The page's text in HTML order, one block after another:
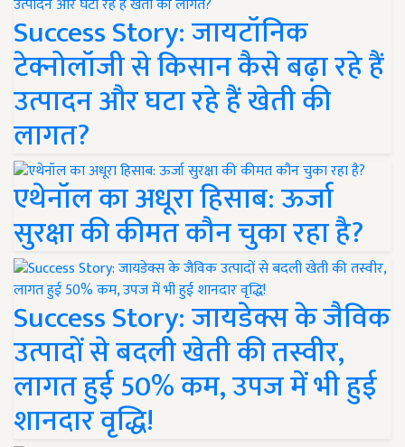
Success Story: जायटॉनिक
टेक्नोलॉजी से किसान कैसे बढ़ा रहे हैं
उत्पादन और घटा रहे हैं खेती की
लागत?
एथेनॉल का अधूरा हिसाब: ऊर्जा
सुरक्षा की कीमत कौन चुका रहा है?
Success Story: जायडेक्स के जैविक
उत्पादों से बदली खेती की तस्वीर,
लागत हुई 50% कम, उपज में भी हुई
शानदार वृद्धि!